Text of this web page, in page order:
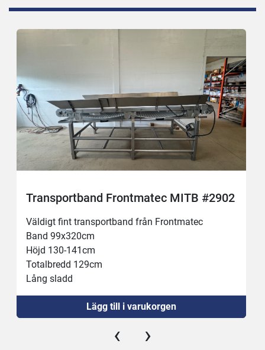
Transportband Frontmatec MITB #2902
Väldigt fint transportband från Frontmatec
Band 99x320cm
Höjd 130-141cm
Totalbredd 129cm
Lång sladd
Ny strömställare
Ny 16A kontakt Lägg till i varukorgen
‹ ›